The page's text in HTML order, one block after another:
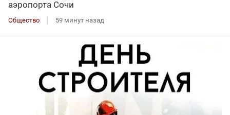
аэропорта Сочи
Общество 59 минут назад